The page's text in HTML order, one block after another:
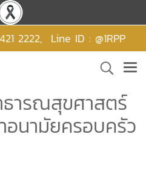
2222, Line ID : @1RPP
ารณสุขศาสตร์
นามัยครอบครัว